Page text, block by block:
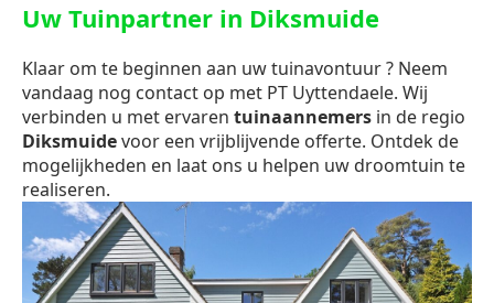
Uw Tuinpartner in Diksmuide
Klaar om te beginnen aan uw tuinavontuur ? Neem
vandaag nog contact op met PT Uyttendaele. Wij
verbinden u met ervaren tuinaannemers in de regio
Diksmuidevoor een vrijblijvende offerte. Ontdek de
mogelijkheden en laat ons u helpen uw droomtuin te
realiseren.